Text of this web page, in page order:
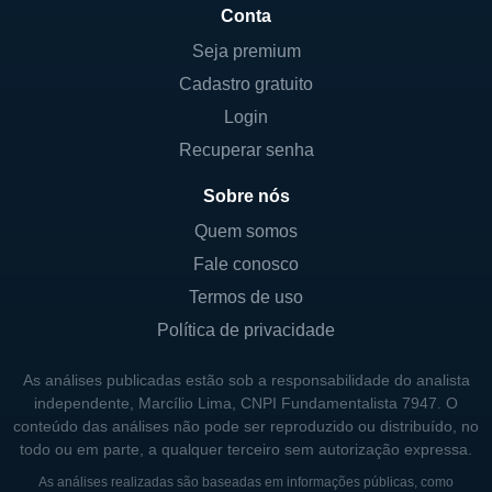
eficazes para garantir que seus produtos
estejam disponíveis para profissionais de
saúde e pacientes em todo o país. A
presença da Supernus pode ser observada
em diversas instituições de saúde e
comunidade médica.
A SUPERNUS HOJE
Atualmente, a Supernus Pharmaceuticals
continua a crescer e se adaptar às
equipe de pesquisa e desenvolvimento, a
empresa avalia constantemente
oportunidades para inovações que possam
beneficiar os pacientes. Além disso, a
Conta
Seja premium
Cadastro gratuito
Login
Recuperar senha
Sobre nós
Quem somos
Fale conosco
Termos de uso
Política de privacidade
As análises publicadas estão sob a responsabilidade do analista
independente, Marcílio Lima, CNPI Fundamentalista 7947. O
conteúdo das análises não pode ser reproduzido ou distribuído, no
todo ou em parte, a qualquer terceiro sem autorização expressa.
As análises realizadas são baseadas em informações públicas, como